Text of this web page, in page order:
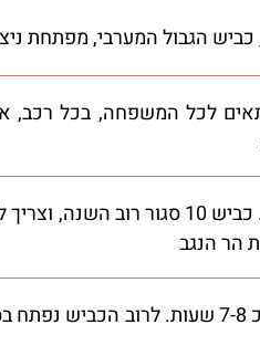
כשפתוח. כביש 10 סגור רוב
הר הנגב